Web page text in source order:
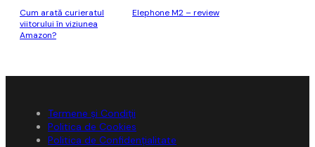
Cum arată curieratul
viitorului în viziunea
Amazon?
Elephone M2 – review
Termene și Condiții
Politica de Cookies
Politica de Confidențialitate